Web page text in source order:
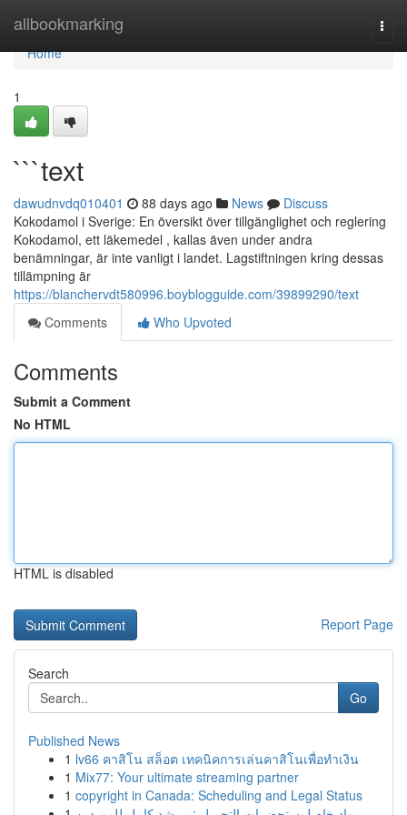
allbookmarking
Home
Home
1
```text
dawudnvdq010401 88 days ago News
Discuss
Kokodamol i Sverige: En översikt över tillgänglighet och reglering
Kokodamol, ett läkemedel , kallas även under andra
benämningar, är inte vanligt i landet. Lagstiftningen kring dessas
tillämpning är
https://blanchervdt580996.boyblogguide.com/39899290/text
Comments
Who Upvoted
Comments
Submit a Comment
No HTML
HTML is disabled
Report Page
Search
Go
Published News
1 lv66 คาสิโน สล็อต เทคนิคการเล่นคาสิโนเพื่อทำเงิน
1 Mix77: Your ultimate streaming partner
1 copyright in Canada: Scheduling and Legal Status